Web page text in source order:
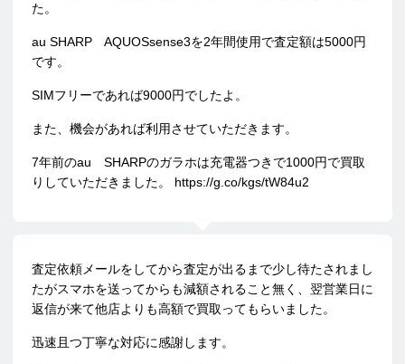
た。
au SHARP AQUOSsense3を2年間使用で査定額は5000円
です。
SIMフリーであれば9000円でしたよ。
また、機会があれば利用させていただきます。
7年前のau SHARPのガラホは充電器つきで1000円で買取
りしていただきました。 https://g.co/kgs/tW84u2
査定依頼メールをしてから査定が出るまで少し待たされまし
たがスマホを送ってからも減額されること無く、翌営業日に
返信が来て他店よりも高額で買取ってもらいました。
迅速且つ丁寧な対応に感謝します。